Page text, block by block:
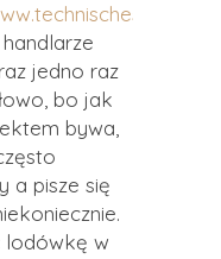
jedno raz
bo jak
bywa,
a pisze się
lodówkę w